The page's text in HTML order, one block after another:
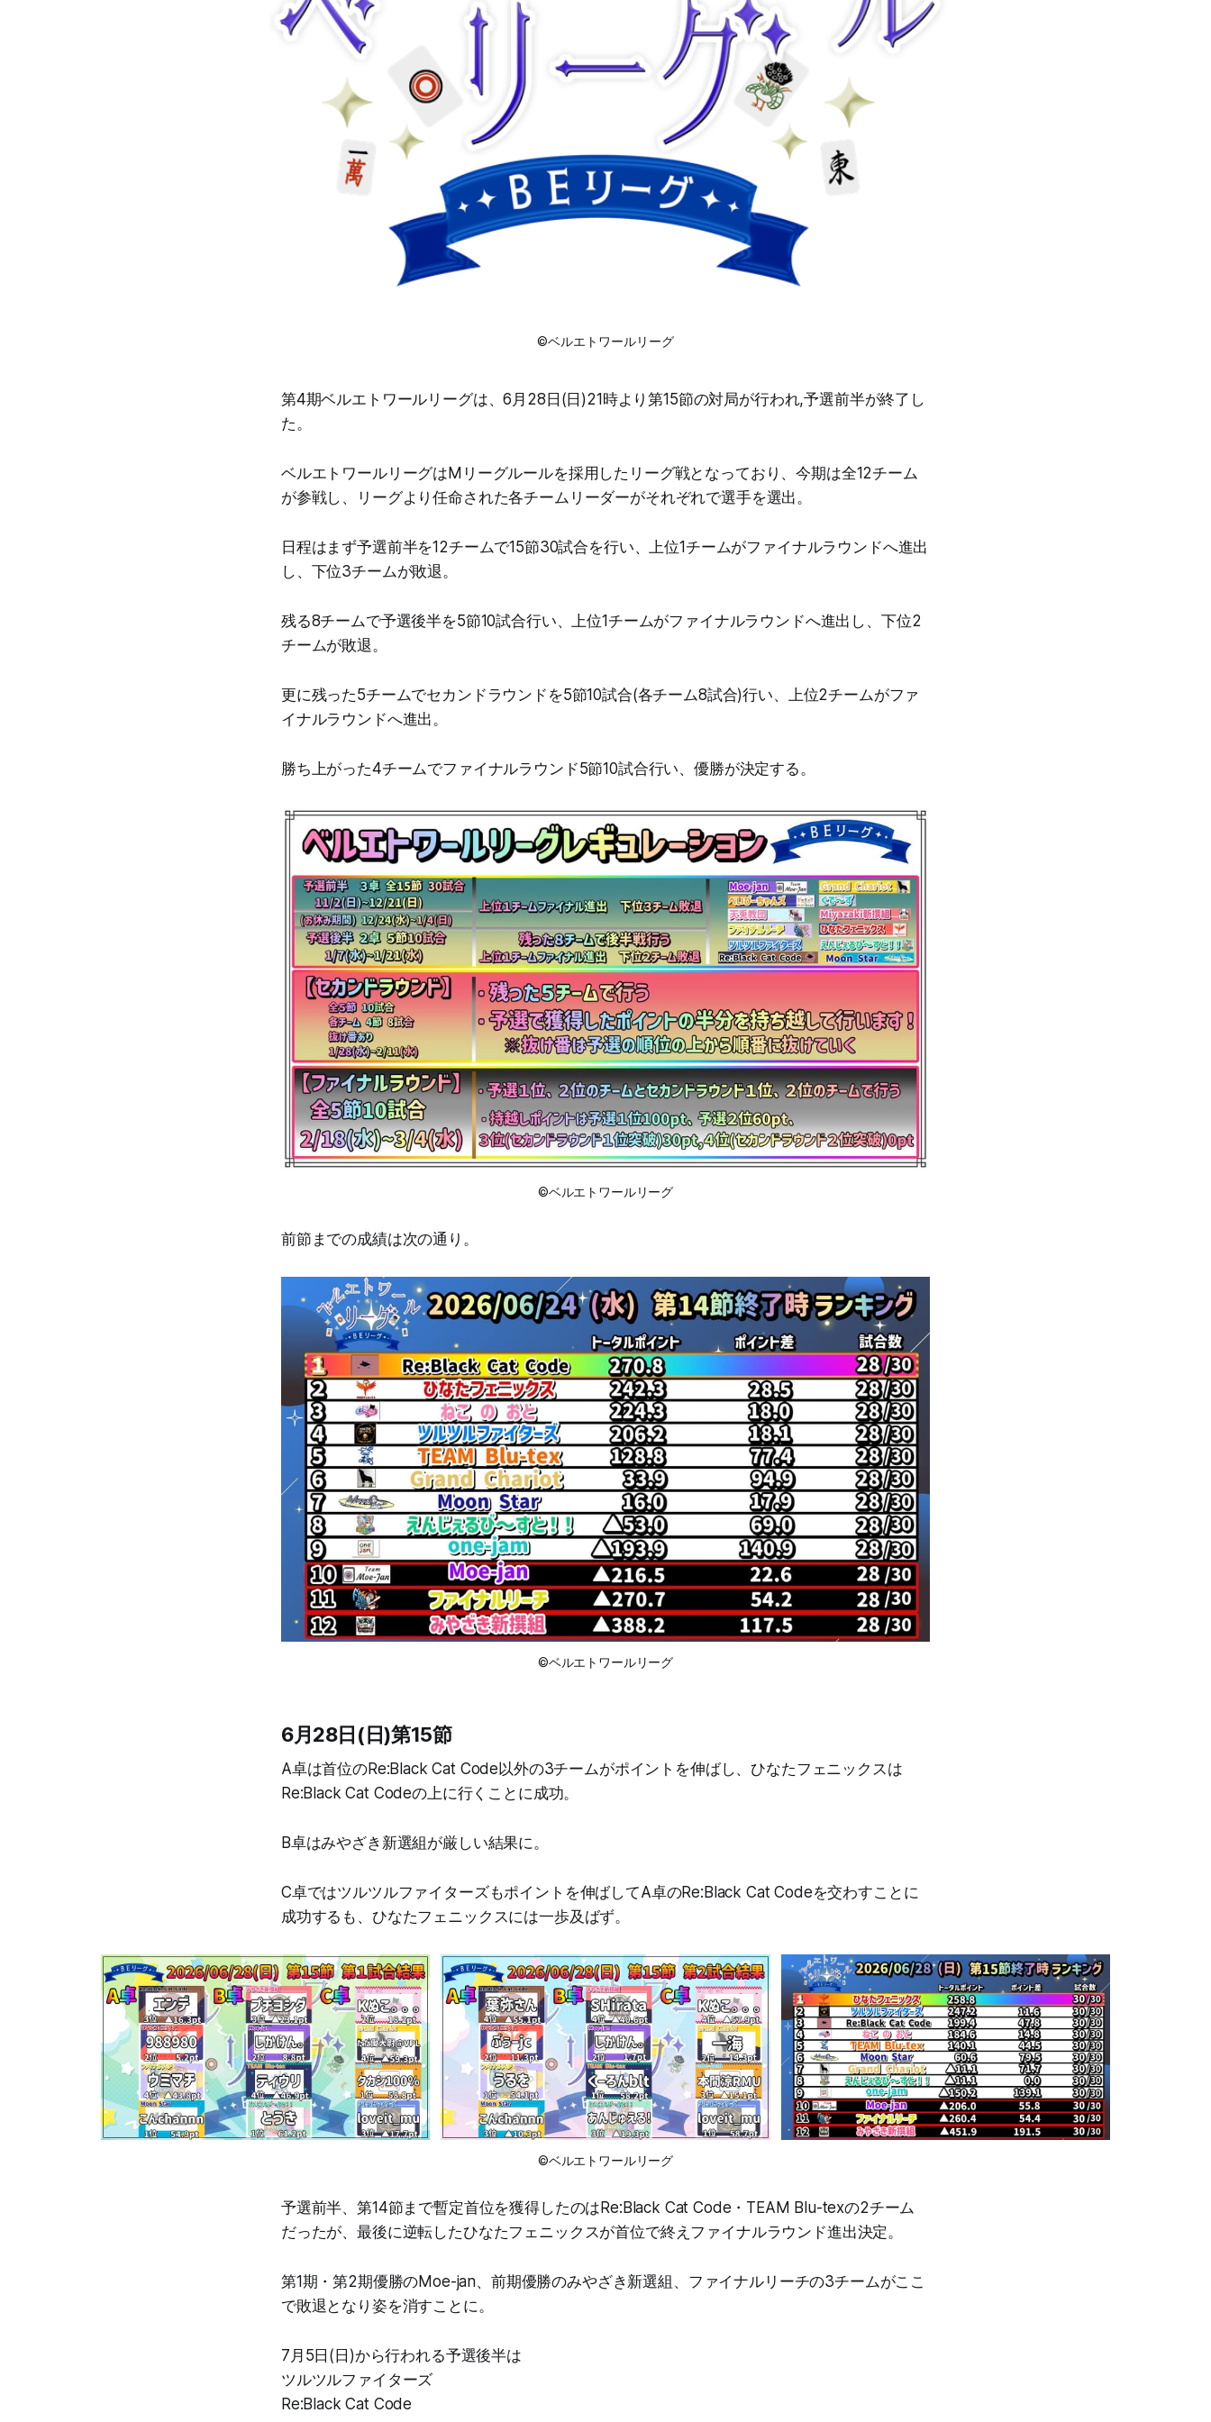
©ベルエトワールリーグ
第4期ベルエトワールリーグは、6月28日(日)21時より第15節の対局が行われ,予選前半が終了し
た。
ベルエトワールリーグはMリーグルールを採用したリーグ戦となっており、今期は全12チーム
が参戦し、リーグより任命された各チームリーダーがそれぞれで選手を選出。
日程はまず予選前半を12チームで15節30試合を行い、上位1チームがファイナルラウンドへ進出
し、下位3チームが敗退。
残る8チームで予選後半を5節10試合行い、上位1チームがファイナルラウンドへ進出し、下位2
チームが敗退。
更に残った5チームでセカンドラウンドを5節10試合(各チーム8試合)行い、上位2チームがファ
イナルラウンドへ進出。
勝ち上がった4チームでファイナルラウンド5節10試合行い、優勝が決定する。
©ベルエトワールリーグ
前節までの成績は次の通り。
©ベルエトワールリーグ
6月28日(日)第15節
A卓は首位のRe:Black Cat Code以外の3チームがポイントを伸ばし、ひなたフェニックスは
Re:Black Cat Codeの上に行くことに成功。
B卓はみやざき新選組が厳しい結果に。
C卓ではツルツルファイターズもポイントを伸ばしてA卓のRe:Black Cat Codeを交わすことに
成功するも、ひなたフェニックスには一歩及ばず。
©ベルエトワールリーグ
予選前半、第14節まで暫定首位を獲得したのはRe:Black Cat Code・TEAM Blu-texの2チーム
だったが、最後に逆転したひなたフェニックスが首位で終えファイナルラウンド進出決定。
第1期・第2期優勝のMoe-jan、前期優勝のみやざき新選組、ファイナルリーチの3チームがここ
で敗退となり姿を消すことに。
7月5日(日)から行われる予選後半は
ツルツルファイターズ
Re:Black Cat Code